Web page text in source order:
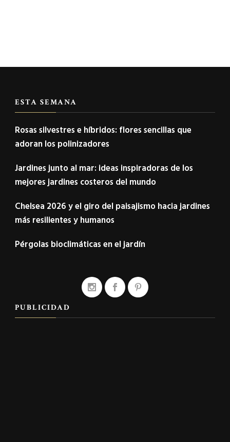
ESTA SEMANA
Rosas silvestres e híbridos: flores sencillas que
adoran los polinizadores
Jardines junto al mar: ideas inspiradoras de los
mejores jardines costeros del mundo
Chelsea 2026 y el giro del paisajismo hacia jardines
más resilientes y humanos
Pérgolas bioclimáticas en el jardín
PUBLICIDAD